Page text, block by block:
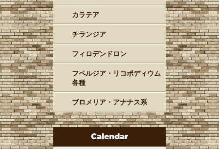
カラテア
チランジア
フィロデンドロン
フペルジア・リコポディウム
各種
ブロメリア・アナナス系
Calendar